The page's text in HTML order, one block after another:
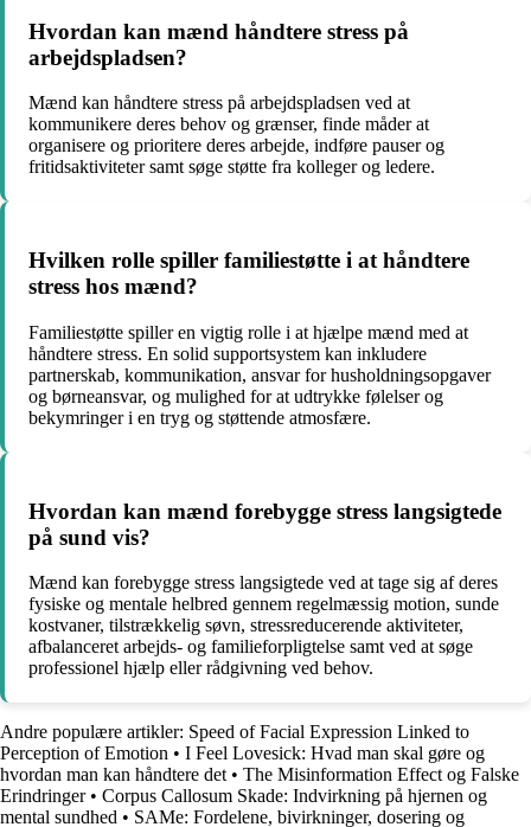
Hvordan kan mænd håndtere stress på
arbejdspladsen?
Mænd kan håndtere stress på arbejdspladsen ved at
kommunikere deres behov og grænser, finde måder at
organisere og prioritere deres arbejde, indføre pauser og
fritidsaktiviteter samt søge støtte fra kolleger og ledere.
Hvilken rolle spiller familiestøtte i at håndtere
stress hos mænd?
Familiestøtte spiller en vigtig rolle i at hjælpe mænd med at
håndtere stress. En solid supportsystem kan inkludere
partnerskab, kommunikation, ansvar for husholdningsopgaver
og børneansvar, og mulighed for at udtrykke følelser og
bekymringer i en tryg og støttende atmosfære.
Hvordan kan mænd forebygge stress langsigtede
på sund vis?
Mænd kan forebygge stress langsigtede ved at tage sig af deres
fysiske og mentale helbred gennem regelmæssig motion, sunde
kostvaner, tilstrækkelig søvn, stressreducerende aktiviteter,
afbalanceret arbejds- og familieforpligtelse samt ved at søge
professionel hjælp eller rådgivning ved behov.
Andre populære artikler: Speed of Facial Expression Linked to
Perception of Emotion • I Feel Lovesick: Hvad man skal gøre og
hvordan man kan håndtere det • The Misinformation Effect og Falske
Erindringer• Corpus Callosum Skade: Indvirkning på hjernen og
mental sundhed • SAMe: Fordelene, bivirkninger, dosering og